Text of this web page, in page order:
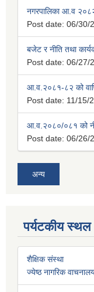
नगरपालिका आ.व
Post date: 06/30/
बजेट र नीति तथा
Post date: 06/27/
आ.व.२०८१-८२ को
Post date: 11/15/
आ.व.२०८०/०८१ को
Post date: 06/26/
अन्य
पर्यटकीय स्थल
शैक्षिक संस्था
ज्येष्ठ नागरिक